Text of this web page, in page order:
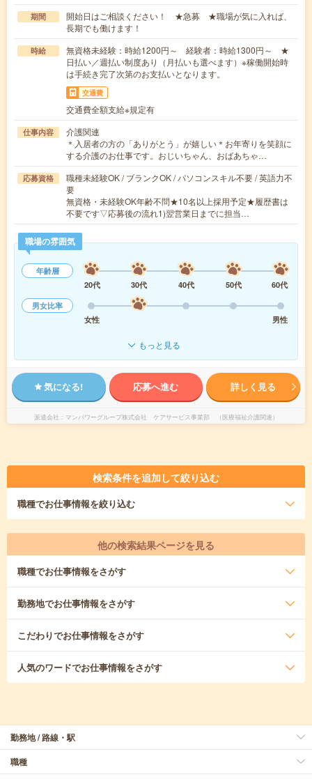
期間
開始日はご相談ください！ ★急募 ★職場が気に入れば、
長期でも働けます！
時給
無資格未経験：時給1200円～ 経験者：時給1300円～ ★
日払い／週払い制度あり（月払いも選べます）※稼働開始時
は手続き完了次第のお支払いとなります。
交通費
交通費全額支給※規定有
仕事内容
介護関連
＊入居者の方の「ありがとう」が嬉しい＊お年寄りを笑顔に
する介護のお仕事です。おじいちゃん、おばあちゃ…
応募資格
職種未経験OK / ブランクOK / パソコンスキル不要 / 英語力不
要
無資格・未経験OK年齢不問★10名以上採用予定★履歴書は
不要です▽応募後の流れ1)翌営業日までに担当…
職場の雰囲気
年齢層
20代
30代 40代 50代
60代
男女比率
女性
男性
もっと見る
気になる! 応募へ進む 詳しく見る
派遣会社 マンパワーグループ株式会社 ケアサービス事業部 （医療福祉介護関連）
検索条件を追加して絞り込む
職種でお仕事情報を絞り込む
他の検索結果ページを見る
職種でお仕事情報をさがす
勤務地でお仕事情報をさがす
こだわりでお仕事情報をさがす
人気のワードでお仕事情報をさがす
勤務地 / 路線・駅
職種